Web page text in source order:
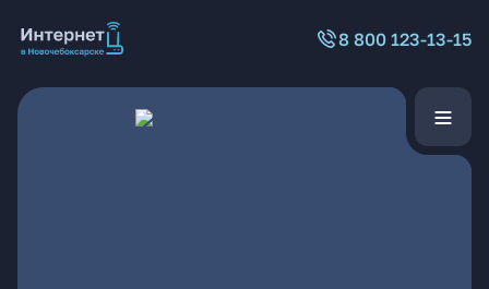
8 800 123-13-15